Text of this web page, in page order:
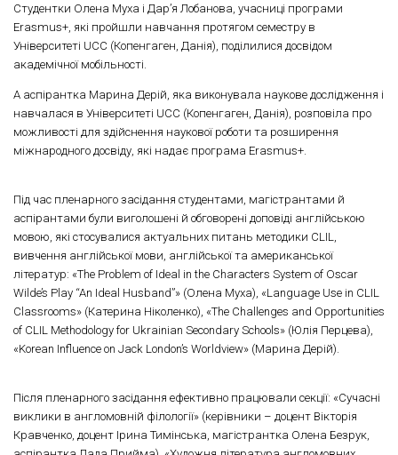
Студентки Олена Муха і Дар’я Лобанова, учасниці програми
Erasmus+, які пройшли навчання протягом семестру в
Університеті UCC (Копенгаген, Данія), поділилися досвідом
академічної мобільності.
А аспірантка Марина Дерій, яка виконувала наукове дослідження і
навчалася в Університеті UCC (Копенгаген, Данія), розповіла про
можливості для здійснення наукової роботи та розширення
міжнародного досвіду, які надає програма Erasmus+.
Під час пленарного засідання студентами, магістрантами й
аспірантами були виголошені й обговорені доповіді англійською
мовою, які стосувалися актуальних питань методики CLIL,
вивчення англійської мови, англійської та американської
літератур: «The Problem of Ideal in the Characters System of Oscar
Wilde’s Play “An Ideal Husband”» (Олена Муха), «Language Use in CLIL
Classrooms» (Катерина Ніколенко), «The Challenges and Opportunities
of CLIL Methodology for Ukrainian Secondary Schools» (Юлія Перцева),
«Korean Influence on Jack London’s Worldview» (Марина Дерій).
Після пленарного засідання ефективно працювали секції: «Сучасні
виклики в англомовній філології» (керівники – доцент Вікторія
Кравченко, доцент Ірина Тимінська, магістрантка Олена Безрук,